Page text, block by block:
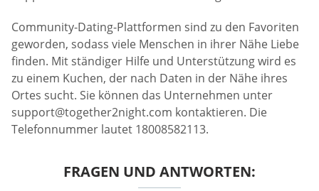
Community-Dating-Plattformen sind zu den Favoriten
geworden, sodass viele Menschen in ihrer Nähe Liebe
finden. Mit ständiger Hilfe und Unterstützung wird es
zu einem Kuchen, der nach Daten in der Nähe ihres
Ortes sucht. Sie können das Unternehmen unter
support@together2night.com kontaktieren. Die
Telefonnummer lautet 18008582113.
FRAGEN UND ANTWORTEN: